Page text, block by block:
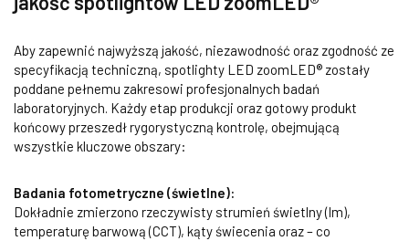
Aby zapewnić najwyższą jakość, niezawodność oraz zgodność ze
specyfikacją techniczną, spotlighty LED zoomLED® zostały
poddane pełnemu zakresowi profesjonalnych badań
laboratoryjnych. Każdy etap produkcji oraz gotowy produkt
końcowy przeszedł rygorystyczną kontrolę, obejmującą
wszystkie kluczowe obszary:
Badania fotometryczne (świetlne):
Dokładnie zmierzono rzeczywisty strumień świetlny (lm),
temperaturę barwową (CCT), kąty świecenia oraz – co